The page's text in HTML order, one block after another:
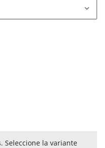
Seleccione la variante